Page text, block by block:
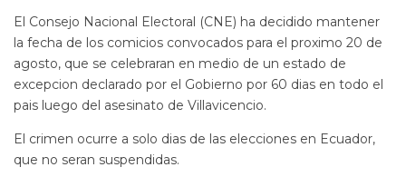
El Consejo Nacional Electoral (CNE) ha decidido mantener
la fecha de los comicios convocados para el proximo 20 de
agosto, que se celebraran en medio de un estado de
excepcion declarado por el Gobierno por 60 dias en todo el
pais luego del asesinato de Villavicencio.
El crimen ocurre a solo dias de las elecciones en Ecuador,
que no seran suspendidas.